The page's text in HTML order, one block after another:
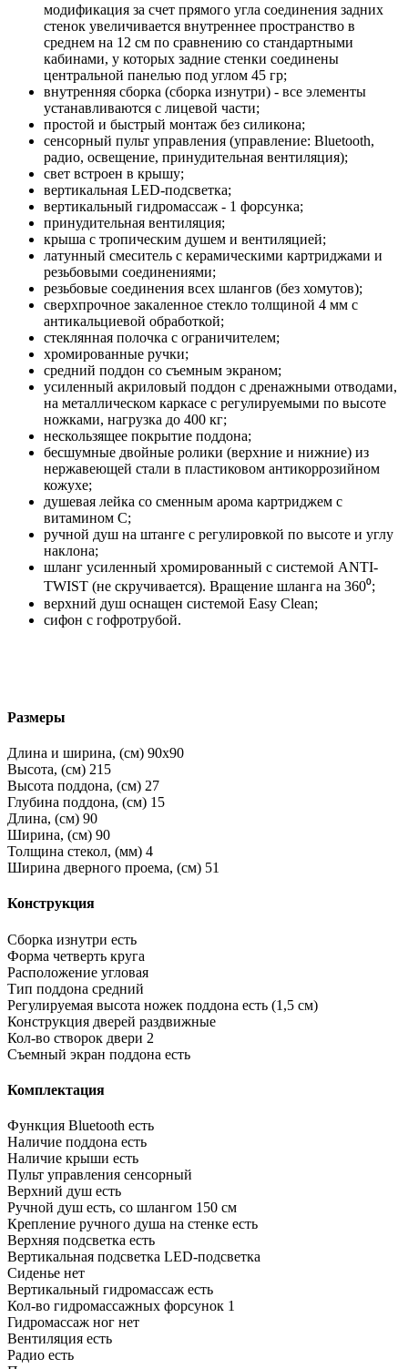
модификация за счет прямого угла соединения задних
стенок увеличивается внутреннее пространство в
среднем на 12 см по сравнению со стандартными
кабинами, у которых задние стенки соединены
центральной панелью под углом 45 гр;
внутренняя сборка (сборка изнутри) - все элементы
устанавливаются с лицевой части;
простой и быстрый монтаж без силикона;
сенсорный пульт управления (управление: Bluetooth,
радио, освещение, принудительная вентиляция);
свет встроен в крышу;
вертикальная LED-подсветка;
вертикальный гидромассаж - 1 форсунка;
принудительная вентиляция;
крыша с тропическим душем и вентиляцией;
латунный смеситель с керамическими картриджами и
резьбовыми соединениями;
резьбовые соединения всех шлангов (без хомутов);
сверхпрочное закаленное стекло толщиной 4 мм с
антикальциевой обработкой;
стеклянная полочка с ограничителем;
хромированные ручки;
средний поддон со съемным экраном;
усиленный акриловый поддон с дренажными отводами,
на металлическом каркасе с регулируемыми по высоте
ножками, нагрузка до 400 кг;
нескользящее покрытие поддона;
бесшумные двойные ролики (верхние и нижние) из
нержавеющей стали в пластиковом антикоррозийном
кожухе;
душевая лейка со сменным арома картриджем c
витамином C;
ручной душ на штанге с регулировкой по высоте и углу
наклона;
шланг усиленный хромированный с системой ANTI-
TWIST (не скручивается). Вращение шланга на 360⁰;
верхний душ оснащен системой Easy Clean;
сифон с гофротрубой.
Размеры
Длина и ширина, (см) 90x90
Высота, (см) 215
Высота поддона, (см) 27
Глубина поддона, (см) 15
Длина, (см) 90
Ширина, (см) 90
Толщина стекол, (мм) 4
Ширина дверного проема, (см) 51
Конструкция
Сборка изнутри есть
Форма четверть круга
Расположение угловая
Тип поддона средний
Регулируемая высота ножек поддона есть (1,5 см)
Конструкция дверей раздвижные
Кол-во створок двери 2
Съемный экран поддона есть
Комплектация
Функция Bluetooth есть
Наличие поддона есть
Наличие крыши есть
Пульт управления сенсорный
Верхний душ есть
Ручной душ есть, со шлангом 150 см
Крепление ручного душа на стенке есть
Верхняя подсветка есть
Вертикальная подсветка LED-подсветка
Сиденье нет
Вертикальный гидромассаж есть
Кол-во гидромассажных форсунок 1
Гидромассаж ног нет
Вентиляция есть
Радио есть